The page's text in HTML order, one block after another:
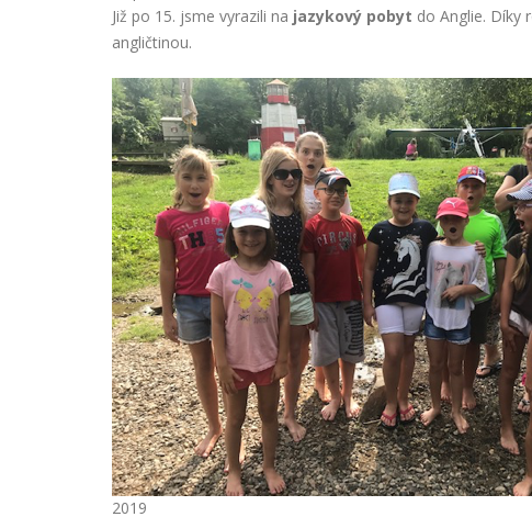
Již po 15. jsme vyrazili na jazykový pobyt do Anglie. Díky
angličtinou.
2019